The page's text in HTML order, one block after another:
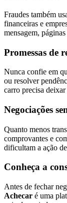
Fraudes também
financeiras e
mensagem,
Promessas de
Nunca confie em
ou resolver
carro precisa
Negociações
Quanto menos
comprovantes e
dificultam a ação
Conheça a
Antes de fechar
Achecar é uma